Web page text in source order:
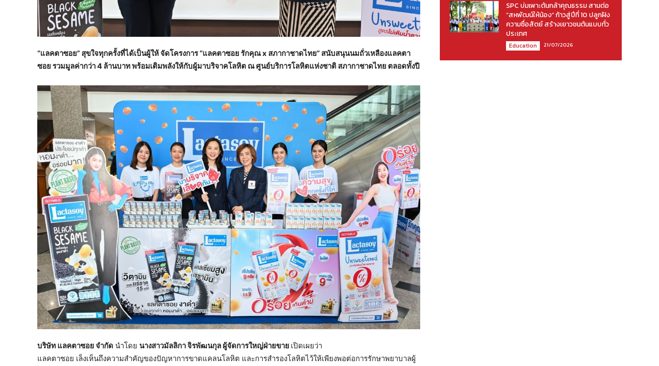
“แลคตาซอย” สุขใจทุกครั้งที่ได้เป็นผู้ให้จัดโครงการ “แลคตาซอย รักคุณx สภากาชาดไทย” สนับสนุนนมถั่วเหลืองแลคตา
ซอย รวมมูลค่ากว่า4 ล้านบาท พร้อมเติมพลังให้กับผู้มาบริจาคโลหิต ณ ศูนย์บริการโลหิตแห่งชาติ สภากาชาดไทย ตลอดทั้งปี
บริษัท แลคตาซอย จำกัด นำโดย นางสาวมัลลิกา จิรพัฒนกุล ผู้จัดการใหญ่ฝ่ายขาย เปิดเผยว่า
แลคตาซอย เล็งเห็นถึงความสำคัญของปัญหาการขาดแคลนโลหิต และการสำรองโลหิตไว้ให้เพียงพอต่อการรักษาพยาบาลผู้
SPC บ่มเพาะต้นกล้าคุณธรรม สานต่อ
“สหพัฒน์ให้น้อง” ก้าวสู่ปีที่ 10 ปลูกฝัง
ความซื่อสัตย์ สร้างเยาวชนต้นแบบทั่ว
ประเทศ
Education 21/07/2026